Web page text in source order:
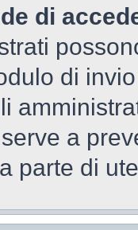
di
di
a
parte di